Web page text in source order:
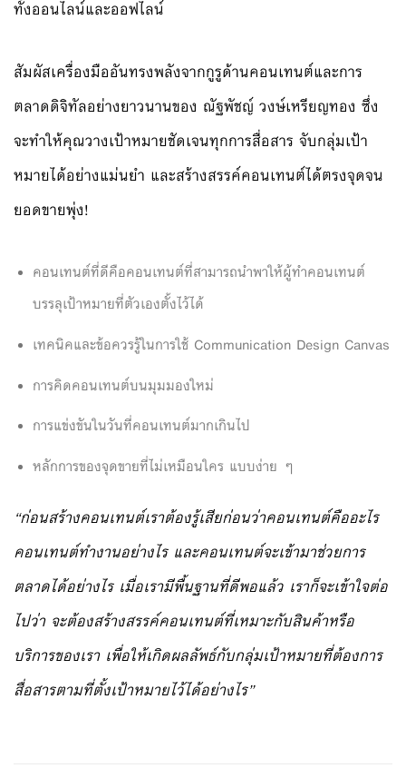
ทั้งออนไลน์และออฟไลน์
สัมผัสเครื่องมืออันทรงพลังจากกูรูด้านคอนเทนต์และการ
ตลาดดิจิทัลอย่างยาวนานของ ณัฐพัชญ์ วงษ์เหรียญทอง ซึ่ง
จะทำให้คุณวางเป้าหมายชัดเจนทุกการสื่อสาร จับกลุ่มเป้า
หมายได้อย่างแม่นยำ และสร้างสรรค์คอนเทนต์ได้ตรงจุดจน
ยอดขายพุ่ง!
คอนเทนต์ที่ดีคือคอนเทนต์ที่สามารถนำพาให้ผู้ทำคอนเทนต์
บรรลุเป้าหมายที่ตัวเองตั้งไว้ได้
เทคนิคและข้อควรรู้ในการใช้ Communication Design Canvas
การคิดคอนเทนต์บนมุมมองใหม่
การแข่งขันในวันที่คอนเทนต์มากเกินไป
หลักการของจุดขายที่ไม่เหมือนใคร แบบง่าย ๆ
“ก่อนสร้างคอนเทนต์เราต้องรู้เสียก่อนว่าคอนเทนต์คืออะไร
คอนเทนต์ทำงานอย่างไร และคอนเทนต์จะเข้ามาช่วยการ
ตลาดได้อย่างไร เมื่อเรามีพื้นฐานที่ดีพอแล้ว เราก็จะเข้าใจต่อ
ไปว่า จะต้องสร้างสรรค์คอนเทนต์ที่เหมาะกับสินค้าหรือ
บริการของเรา เพื่อให้เกิดผลลัพธ์กับกลุ่มเป้าหมายที่ต้องการ
สื่อสารตามที่ตั้งเป้าหมายไว้ได้อย่างไร”